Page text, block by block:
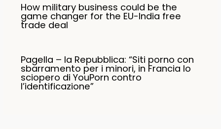
How military business could be the
game changer for the EU-India free
trade deal
Pagella – la Repubblica: “Siti porno con
sbarramento per i minori, in Francia lo
sciopero di YouPorn contro
l’identificazione”